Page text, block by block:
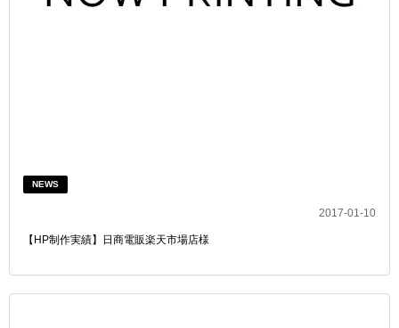
NEWS
2017-01-10
【HP制作実績】日商電販楽天市場店様